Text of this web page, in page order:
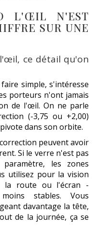
L'ŒIL N'EST
SUR UNE
ce détail qu'on
simple, s'intéresse
porteurs n'ont jamais
de l'œil. On ne parle
(-3,75 ou +2,00)
dans son orbite.
peuvent avoir
Si le verre n'est pas
les zones
utilisez pour la vision
la route ou l'écran -
stables. Vous
davantage la tête,
de la journée, ça se